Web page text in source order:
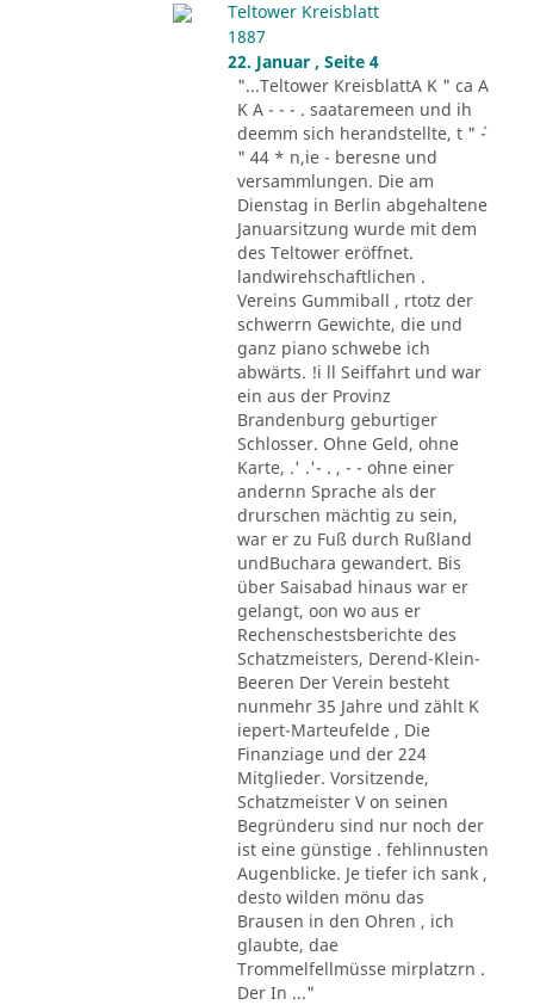
Teltower Kreisblatt
1887
22. Januar , Seite 4
"...Teltower KreisblattA K " ca A
K A - - - . saataremeen und ih
deemm sich herandstellte, t " ´-
" 44 * n,ie - beresne und
versammlungen. Die am
Dienstag in Berlin abgehaltene
Januarsitzung wurde mit dem
des Teltower eröffnet.
landwirehschaftlichen .
Vereins Gummiball , rtotz der
schwerrn Gewichte, die und
ganz piano schwebe ich
abwärts. !i ll Seiffahrt und war
ein aus der Provinz
Brandenburg geburtiger
Schlosser. Ohne Geld, ohne
Karte, .' .'- . , - - ohne einer
andernn Sprache als der
drurschen mächtig zu sein,
war er zu Fuß durch Rußland
undBuchara gewandert. Bis
über Saisabad hinaus war er
gelangt, oon wo aus er
Rechenschestsberichte des
Schatzmeisters, Derend-Klein-
Beeren Der Verein besteht
nunmehr 35 Jahre und zählt K
iepert-Marteufelde , Die
Finanziage und der 224
Mitglieder. Vorsitzende,
Schatzmeister V on seinen
Begründeru sind nur noch der
ist eine günstige . fehlinnusten
Augenblicke. Je tiefer ich sank ,
desto wilden mönu das
Brausen in den Ohren , ich
glaubte, dae
Trommelfellmüsse mirplatzrn .
Der In ..."